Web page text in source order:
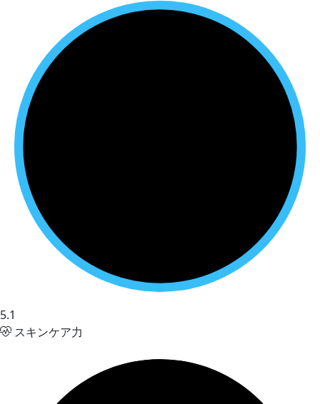
5.1
スキンケア力